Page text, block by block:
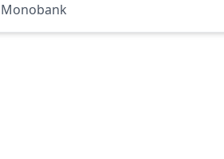
Monobank